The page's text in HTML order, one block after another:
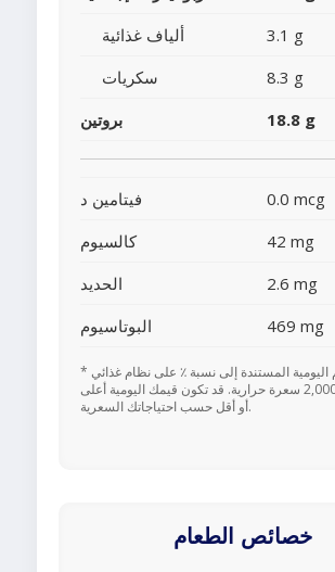
ألياف غذائية
3.1 g
سكريات
8.3 g
بروتين
18.8 g
فيتامين د 0.0 mcg
كالسيوم
42 mg
الحديد
2.6 mg
البوتاسيوم
469 mg
* تعتمد القيم اليومية المستندة إلى نسبة ٪ على نظام غذائي
يحتوي على 2,000 سعرة حرارية. قد تكون قيمك اليومية أعلى
أو أقل حسب احتياجاتك السعرية.
خصائص الطعام